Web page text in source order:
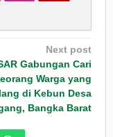
Next post
Gabungan Cari
Warga yang
di Kebun Desa
Bangka Barat